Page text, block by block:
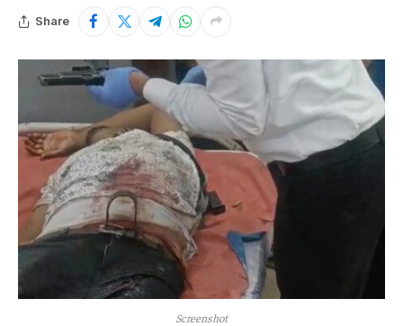
Share
Screenshot